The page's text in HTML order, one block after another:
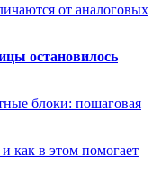
от аналоговых
остановилось
блоки: пошаговая
как в этом помогает